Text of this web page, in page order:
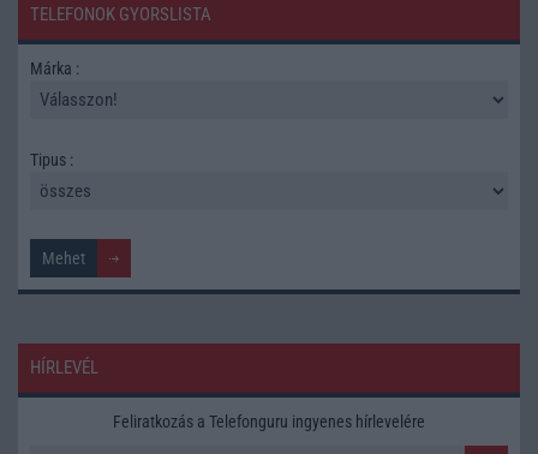
TELEFONOK GYORSLISTA
Márka :
Tipus :
HÍRLEVÉL
Feliratkozás a Telefonguru ingyenes hírlevelére